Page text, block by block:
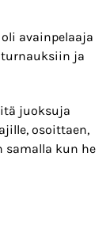
avainpelaaja
ja
juoksuja
osoittaen,
samalla kun he